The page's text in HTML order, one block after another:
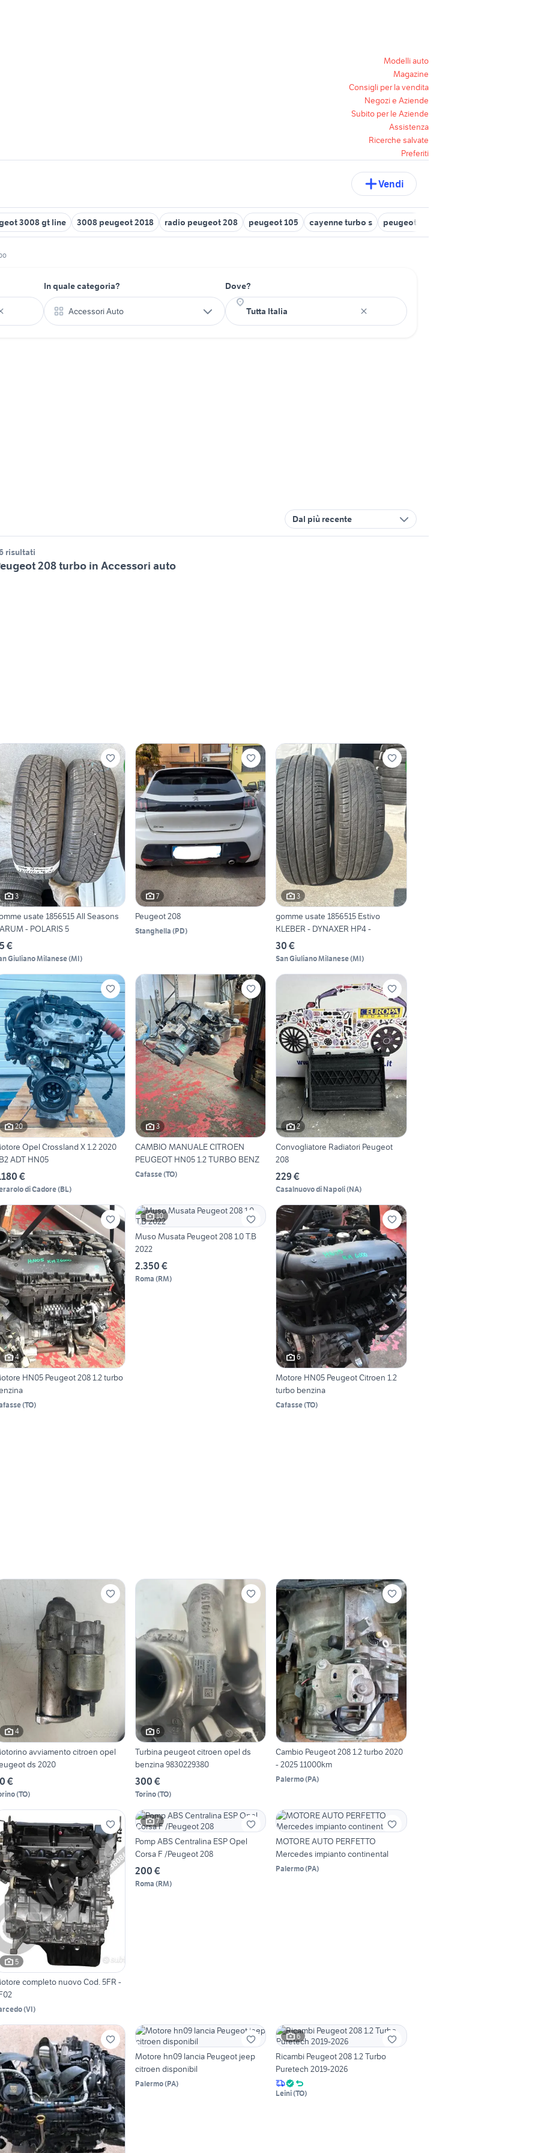
Modelli auto
Magazine
Consigli per la vendita
Negozi e Aziende
Subito per le Aziende
Assistenza
Ricerche salvate
Preferiti
Vendi
3008 gt line 3008 peugeot 2018 radio peugeot 208 peugeot 105 cayenne turbo s peugeot partner Campania
In quale categoria?
Accessori Auto
Dove?
Dal più recente
risultati
208 turbo in Accessori auto
3
usate 1856515 All Seasons
- POLARIS 5
€
Giuliano Milanese(MI)
7
Peugeot 208
Stanghella (PD)
3
gomme usate 1856515 Estivo
KLEBER - DYNAXER HP4 -
30 €
San Giuliano Milanese(MI)
20
Opel Crossland X 1.2 2020
ADT HN05
€
di Cadore(BL)
3
CAMBIO MANUALE CITROEN
PEUGEOT HN05 1.2 TURBO BENZ
Cafasse(TO)
2
Convogliatore Radiatori Peugeot
208
229 €
Casalnuovo di Napoli(NA)
4
HN05 Peugeot 208 1.2 turbo
(TO)
10
Muso Musata Peugeot 208 1.0 T.B
2022
2.350 €
Roma (RM)
6
Motore HN05 Peugeot Citroen 1.2
turbo benzina
Cafasse(TO)
4
avviamento citroen opel
ds 2020
€
(TO)
6
Turbina peugeot citroen opel ds
benzina 9830229380
300 €
Torino(TO)
Cambio Peugeot 208 1.2 turbo 2020
- 2025 11000km
Palermo(PA)
5
completo nuovo Cod. 5FR -
(VI)
7
Pomp ABS Centralina ESP Opel
Corsa F /Peugeot 208
200 €
Roma (RM)
MOTORE AUTO PERFETTO
Mercedes impianto continental
Palermo(PA)
Motore hn09 lancia Peugeot jeep
citroen disponibil
Palermo(PA)
6
Ricambi Peugeot 208 1.2 Turbo
Puretech 2019-2026
Leini(TO)